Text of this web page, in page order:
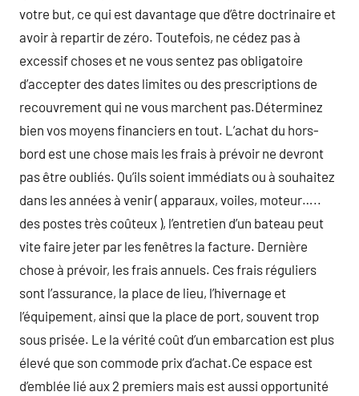
votre but, ce qui est davantage que d’être doctrinaire et
avoir à repartir de zéro. Toutefois, ne cédez pas à
excessif choses et ne vous sentez pas obligatoire
d’accepter des dates limites ou des prescriptions de
recouvrement qui ne vous marchent pas.Déterminez
bien vos moyens financiers en tout. L’achat du hors-
bord est une chose mais les frais à prévoir ne devront
pas être oubliés. Qu’ils soient immédiats ou à souhaitez
dans les années à venir ( apparaux, voiles, moteur…..
des postes très coûteux ), l’entretien d’un bateau peut
vite faire jeter par les fenêtres la facture. Dernière
chose à prévoir, les frais annuels. Ces frais réguliers
sont l’assurance, la place de lieu, l’hivernage et
l’équipement, ainsi que la place de port, souvent trop
sous prisée. Le la vérité coût d’un embarcation est plus
élevé que son commode prix d’achat.Ce espace est
d’emblée lié aux 2 premiers mais est aussi opportunité